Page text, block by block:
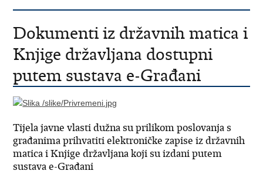
Dokumenti iz državnih matica i
Knjige državljana dostupni
putem sustava e-Građani
Tijela javne vlasti dužna su prilikom poslovanja s
građanima prihvatiti elektroničke zapise iz državnih
matica i Knjige državljana koji su izdani putem
sustava e-Građani